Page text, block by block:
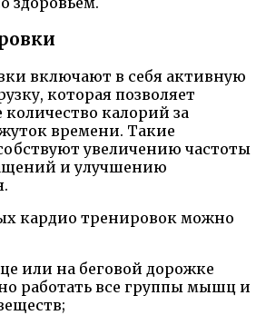
включают в себя активную
которая позволяет
калорий за
времени. Такие
увеличению частоты
и улучшению
кардио тренировок можно
или на беговой дорожке
работать все группы мышц и